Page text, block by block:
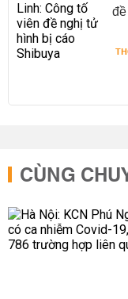
CÙNG